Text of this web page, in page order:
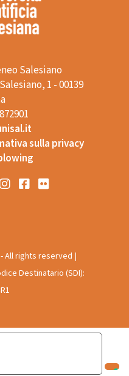
Salesiano
1 - 00139
sulla privacy
All rights reserved |
Destinatario (SDI):
alla privacy